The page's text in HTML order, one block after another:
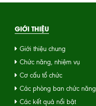
GIỚI THIỆU
Giới thiệu chung
Chức năng, nhiệm vụ
Cơ cấu tổ chức
Các phòng ban chức năng
Các kết quả nổi bật